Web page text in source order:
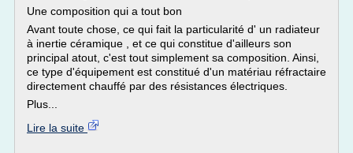
Une composition qui a tout bon
Avant toute chose, ce qui fait la particularité d' un radiateur
à inertie céramique , et ce qui constitue d'ailleurs son
principal atout, c'est tout simplement sa composition. Ainsi,
ce type d'équipement est constitué d'un matériau réfractaire
directement chauffé par des résistances électriques.
Plus...
Lire la suite